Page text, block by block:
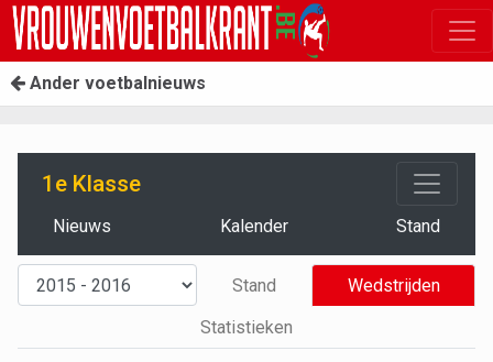
Ander voetbalnieuws
1e Klasse
Nieuws Kalender Stand
Stand
Wedstrijden
Statistieken